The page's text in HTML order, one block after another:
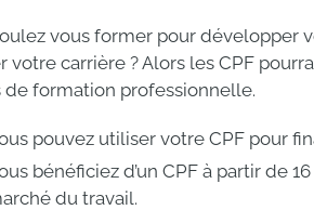
vous former pour développer
votre carrière ? Alors les CPF
de formation professionnelle.
pouvez utiliser votre CPF pour
bénéficiez d’un CPF à partir de
du travail.